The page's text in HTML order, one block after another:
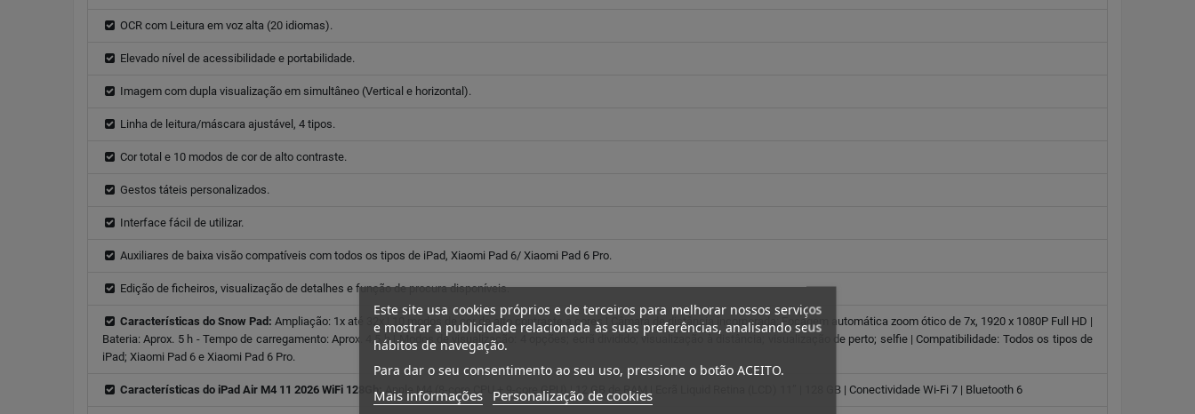
OCR com Leitura em voz alta (20 idiomas).
Elevado nível de acessibilidade e portabilidade.
Imagem com dupla visualização em simultâneo (Vertical e horizontal).
Linha de leitura/máscara ajustável, 4 tipos.
Cor total e 10 modos de cor de alto contraste.
Gestos táteis personalizados.
Interface fácil de utilizar.
Auxiliares de baixa visão compatíveis com todos os tipos de iPad, Xiaomi Pad 6/ Xiaomi Pad 6 Pro.
Edição de ficheiros, visualização de detalhes e função de procura disponíveis.
Características do Snow Pad: Ampliação: 1x até 32x | 10 modos de cor de alto contraste a cores | Câmara de distância incorporada: Focagem automática zoom ótico de 7x, 1920 x 1080P Full HD |
Bateria: Aprox. 5 h - Tempo de carregamento: Aprox. 4,5 h | Modos de visualização: 4 opções; ecrã dividido; visualização à distância; visualização de perto; selfie | Compatibilidade: Todos os tipos de
iPad; Xiaomi Pad 6 e Xiaomi Pad 6 Pro.
Características do iPad Air M4 11 2026 WiFi 128Gb:Apple M4 (8-core CPU + 9-core GPU) | 12 GB de RAM | Ecrã Liquid Retina (LCD) 11” | 128 GB | Conectividade Wi-Fi 7 | Bluetooth 6
Este site usa cookies próprios e de terceiros para melhorar nossos serviços
e mostrar a publicidade relacionada às suas preferências, analisando seus
hábitos de navegação.
Para dar o seu consentimento ao seu uso, pressione o botão ACEITO.
Mais informações Personalização de cookies